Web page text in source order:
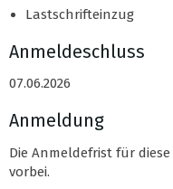
Lastschrifteinzug
Anmeldeschluss
07.06.2026
Anmeldung
Die Anmeldefrist für
vorbei.